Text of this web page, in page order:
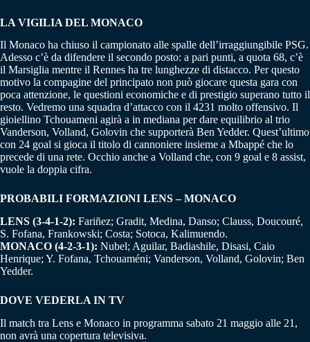
LA VIGILIA DEL MONACO
Il Monaco ha chiuso il campionato alle spalle dell’irraggiungibile PSG.
Adesso c’è da difendere il secondo posto: a pari punti, a quota 68, c’è
il Marsiglia mentre il Rennes ha tre lunghezze di distacco. Per questo
motivo la compagine del principato non può giocare questa gara con
poca attenzione, le questioni economiche e di prestigio superano tutto il
resto. Vedremo una squadra d’attacco con il 4231 molto offensivo. Il
gioiellino Tchouameni agirà a in mediana per dare equilibrio al trio
Vanderson, Volland, Golovin che supporterà Ben Yedder. Quest’ultimo
con 24 goal si gioca il titolo di cannoniere insieme a Mbappé che lo
precede di una rete. Occhio anche a Volland che, con 9 goal e 8 assist,
vuole la doppia cifra.
PROBABILI FORMAZIONI LENS – MONACO
LENS (3-4-1-2): Fariñez; Gradit, Medina, Danso; Clauss, Doucouré,
S. Fofana, Frankowski; Costa; Sotoca, Kalimuendo.
MONACO (4-2-3-1): Nubel; Aguilar, Badiashile, Disasi, Caio
Henrique; Y. Fofana, Tchouaméni; Vanderson, Volland, Golovin; Ben
Yedder.
DOVE VEDERLA IN TV
Il match tra Lens e Monaco in programma sabato 21 maggio alle 21,
non avrà una copertura televisiva.